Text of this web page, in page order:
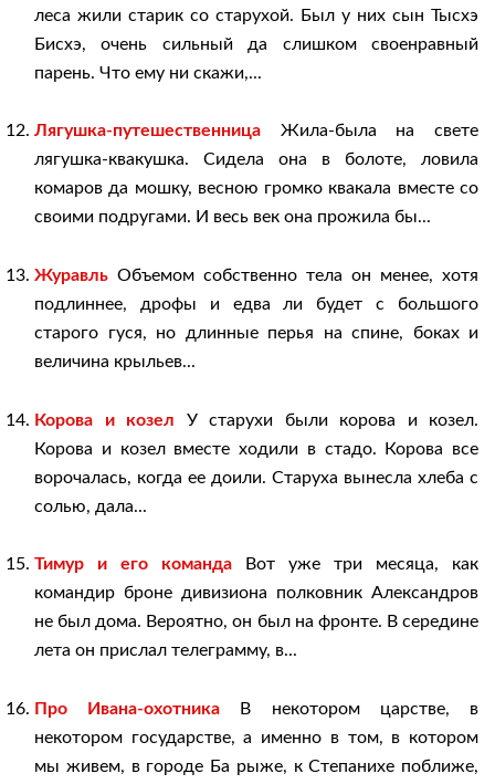
леса жили старик со старухой. Был у них сын Тысхэ
Бисхэ, очень сильный да слишком своенравный
парень. Что ему ни скажи,...
Лягушка-путешественница Жила-была на свете
лягушка-квакушка. Сидела она в болоте, ловила
комаров да мошку, весною громко квакала вместе со
своими подругами. И весь век она прожила бы...
Журавль Объемом собственно тела он менее, хотя
подлиннее, дрофы и едва ли будет с большого
старого гуся, но длинные перья на спине, боках и
величина крыльев...
Корова и козел У старухи были корова и козел.
Корова и козел вместе ходили в стадо. Корова все
ворочалась, когда ее доили. Старуха вынесла хлеба с
солью, дала...
Тимур и его команда Вот уже три месяца, как
командир броне дивизиона полковник Александров
не был дома. Вероятно, он был на фронте. В середине
лета он прислал телеграмму, в...
Про Ивана-охотника В некотором царстве, в
некотором государстве, а именно в том, в котором
мы живем, в городе Ба рыже, к Степанихе поближе,